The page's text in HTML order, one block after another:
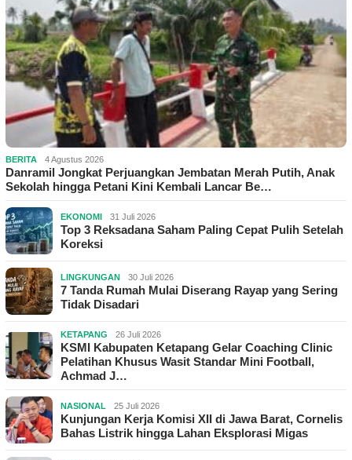
BERITA 4 Agustus 2026
Danramil Jongkat Perjuangkan Jembatan Merah Putih, Anak
Sekolah hingga Petani Kini Kembali Lancar Be…
EKONOMI 31 Juli 2026
Top 3 Reksadana Saham Paling Cepat Pulih Setelah
Koreksi
LINGKUNGAN 30 Juli 2026
7 Tanda Rumah Mulai Diserang Rayap yang Sering
Tidak Disadari
KETAPANG 26 Juli 2026
KSMI Kabupaten Ketapang Gelar Coaching Clinic
Pelatihan Khusus Wasit Standar Mini Football,
Achmad J…
NASIONAL 25 Juli 2026
Kunjungan Kerja Komisi XII di Jawa Barat, Cornelis
Bahas Listrik hingga Lahan Eksplorasi Migas